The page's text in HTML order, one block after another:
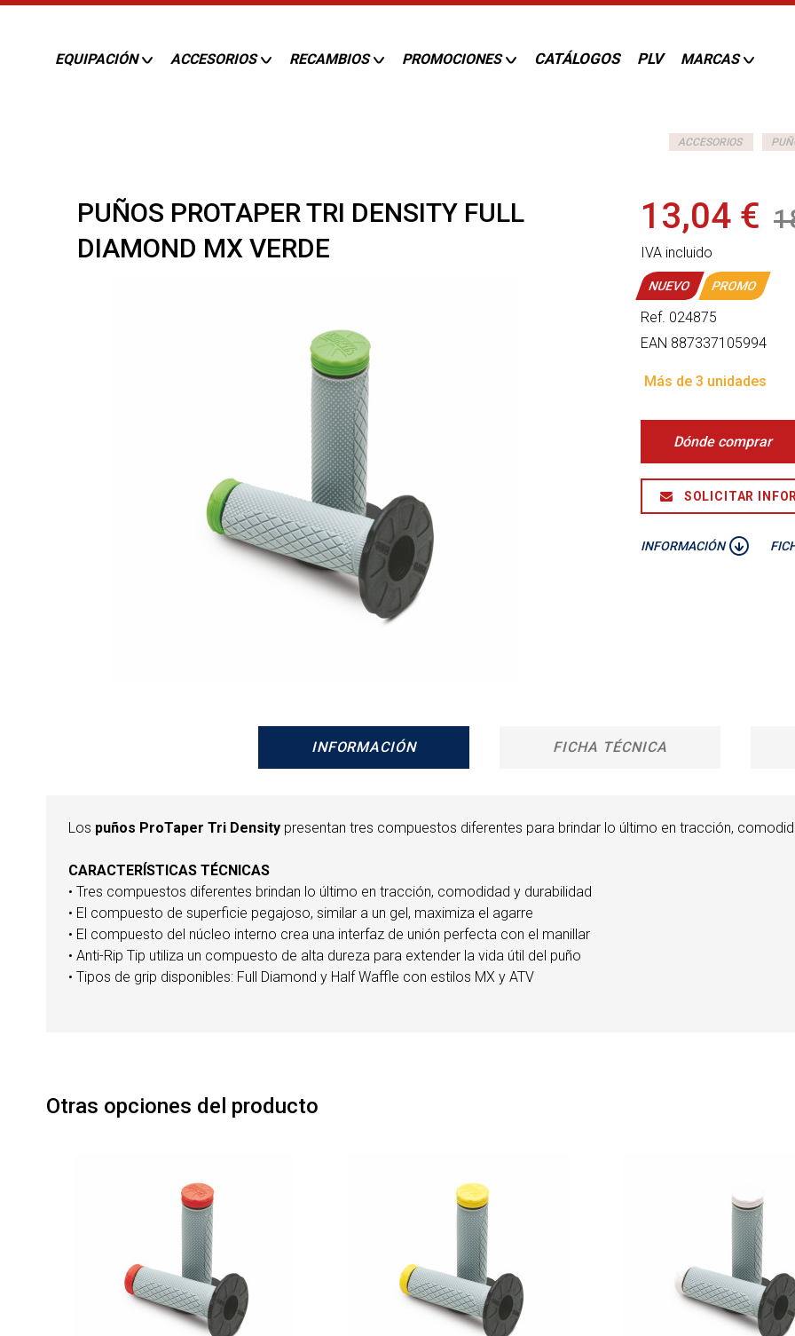
EQUIPACIÓN ACCESORIOS RECAMBIOS PROMOCIONES CATÁLOGOS PLV MARCAS
ACCESORIOS
PUÑOS PROTAPER TRI DENSITY FULL
DIAMOND MX VERDE
13,04 €
IVA incluido
NUEVO PROMO
Ref. 024875
EAN 887337105994
Más de 3 unidades
Dónde comprar
SOLICITAR
INFORMACIÓN
INFORMACIÓN FICHA TÉCNICA
Los puños ProTaper Tri Density presentan tres compuestos diferentes para brindar lo último en tracción,
CARACTERÍSTICAS TÉCNICAS
• Tres compuestos diferentes brindan lo último en tracción, comodidad y durabilidad
• El compuesto de superficie pegajoso, similar a un gel, maximiza el agarre
• El compuesto del núcleo interno crea una interfaz de unión perfecta con el manillar
• Anti-Rip Tip utiliza un compuesto de alta dureza para extender la vida útil del puño
• Tipos de grip disponibles: Full Diamond y Half Waffle con estilos MX y ATV
Otras opciones del producto